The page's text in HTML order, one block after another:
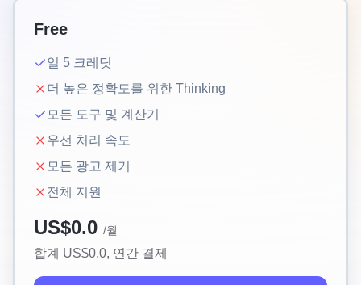
Free
일 5 크레딧
더 높은 정확도를 위한 Thinking
모든 도구 및 계산기
우선 처리 속도
모든 광고 제거
전체 지원
US$0.0 /월
합계 US$0.0, 연간 결제